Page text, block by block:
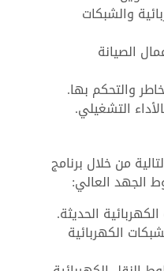
والشبكات
الصيانة
والتحكم بها.
التشغيلي.
من خلال برنامج
الجهد العالي:
الحديثة.
الكهربائية